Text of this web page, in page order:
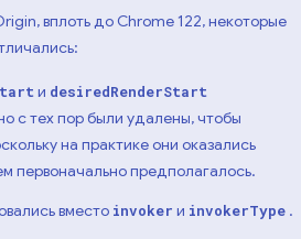
вплоть до Chrome 122, некоторые
и desiredRenderStart
с тех пор были удалены, чтобы
на практике они оказались
первоначально предполагалось.
вместо invoker и invokerType .